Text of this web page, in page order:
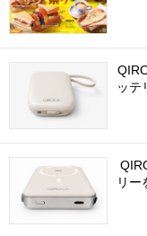
ッテ
リ